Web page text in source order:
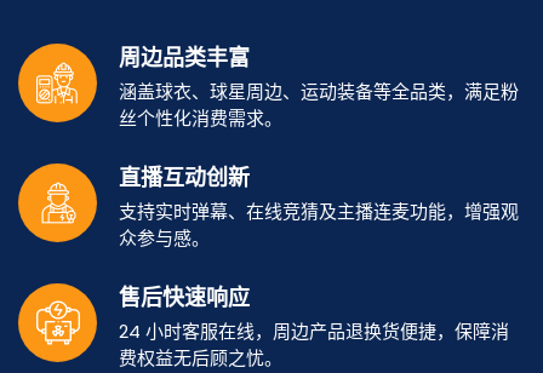
周边品类丰富
涵盖球衣、球星周边、运动装备等全品类，满足粉
丝个性化消费需求。
直播互动创新
支持实时弹幕、在线竞猜及主播连麦功能，增强观
众参与感。
售后快速响应
24 小时客服在线，周边产品退换货便捷，保障消
费权益无后顾之忧。